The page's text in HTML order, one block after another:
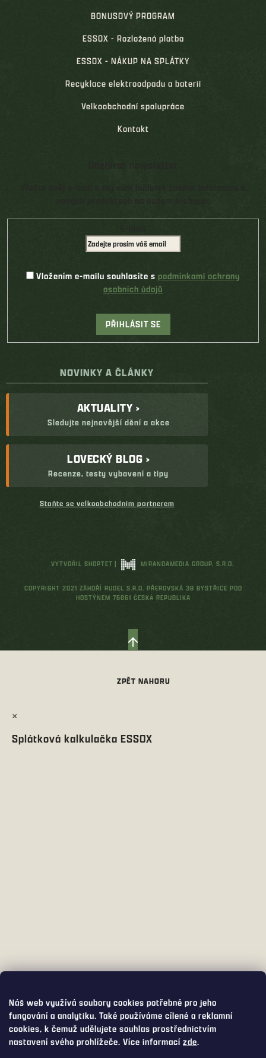
Náš web využívá soubory cookies potřebné pro jeho
fungování a analytiku. Také používáme cílené a reklamní
cookies, k čemuž udělujete souhlas prostřednictvím
nastavení svého prohlížeče. Více informacízde.
BONUSOVÝ PROGRAM
ESSOX - Rozložená platba
ESSOX - NÁKUP NA SPLÁTKY
Recyklace elektroodpadu a baterií
Velkoobchodní spolupráce
Kontakt
Vložením e-mailu souhlasíte s podmínkami ochrany
osobních údajů
PŘIHLÁSIT SE
NOVINKY A ČLÁNKY
AKTUALITY ›
Sledujte nejnovější dění a akce
LOVECKÝ BLOG ›
Recenze, testy vybavení a tipy
Staňte se velkoobchodním partnerem
VYTVOŘIL SHOPTET | MIRANDAMEDIA GROUP, S.R.O.
COPYRIGHT 2021 ZÁHOŘÍ RUDEL S.R.O. PŘEROVSKÁ 38 BYSTŘICE POD
HOSTÝNEM 76861 ČESKÁ REPUBLIKA
×
Splátková kalkulačka ESSOX